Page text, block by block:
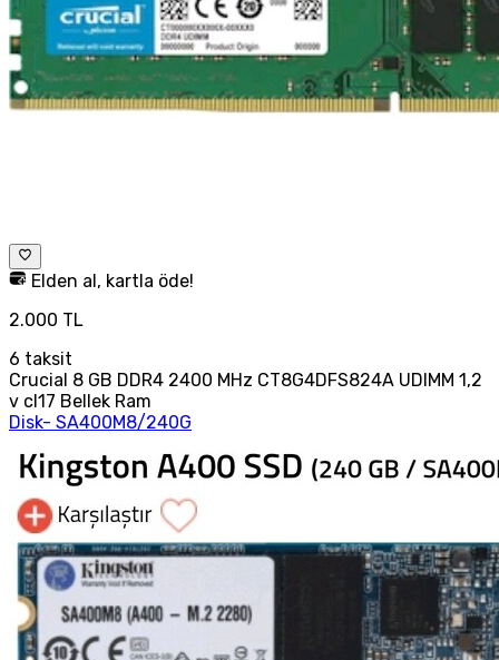
Elden al, kartla öde!
2.000 TL
6 taksit
Crucial 8 GB DDR4 2400 MHz CT8G4DFS824A UDIMM 1,2
v cl17 Bellek Ram
Disk- SA400M8/240G